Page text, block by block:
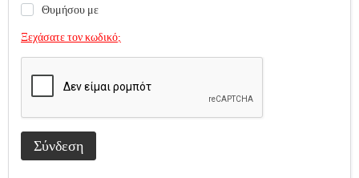
Θυμήσου με
Ξεχάσατε τον κωδικό;
Σύνδεση